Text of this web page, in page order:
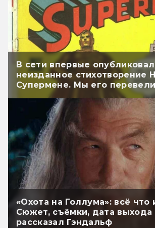
В сети впервые
неизданное стихотворение
Супермене. Мы его перевели
«Охота на Голлума»: всё что
Сюжет, съёмки, дата выхода
рассказал Гэндальф